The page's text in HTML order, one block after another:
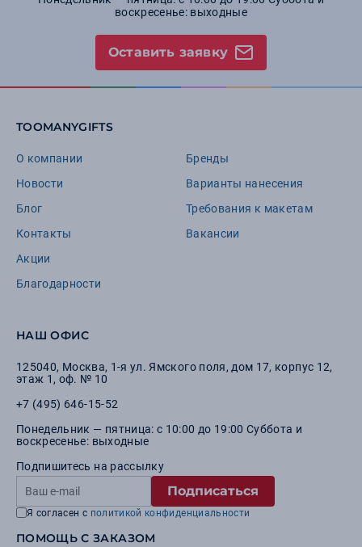
воскресенье: выходные
Оставить заявку
TOOMANYGIFTS
О компании
Новости
Блог
Контакты
Акции
Благодарности
Бренды
Варианты нанесения
Требования к макетам
Вакансии
НАШ ОФИС
125040, Москва, 1-я ул. Ямского поля, дом 17, корпус 12,
этаж 1, оф. № 10
+7 (495) 646-15-52
Понедельник — пятница: с 10:00 до 19:00 Суббота и
воскресенье: выходные
Подпишитесь на рассылку
Подписаться
Я согласен с политикой конфиденциальности
ПОМОЩЬ С ЗАКАЗОМ